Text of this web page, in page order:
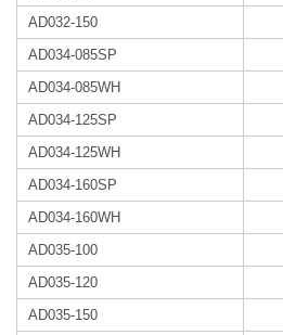
AD032-150
AD034-085SP
AD034-085WH
AD034-125SP
AD034-125WH
AD034-160SP
AD034-160WH
AD035-100
AD035-120
AD035-150